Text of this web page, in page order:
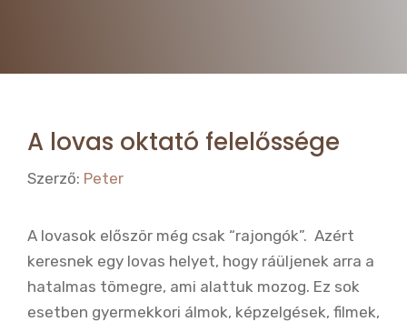
A lovas oktató felelőssége
Szerző: Peter
A lovasok először még csak “rajongók”. Azért
keresnek egy lovas helyet, hogy ráüljenek arra a
hatalmas tömegre, ami alattuk mozog. Ez sok
esetben gyermekkori álmok, képzelgések, filmek,